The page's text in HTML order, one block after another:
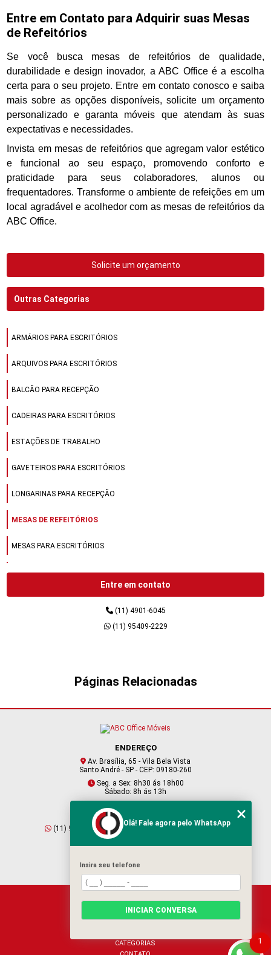
Entre em Contato para Adquirir suas Mesas
de Refeitórios
Se você busca mesas de refeitórios de qualidade,
durabilidade e design inovador, a ABC Office é a escolha
certa para o seu projeto. Entre em contato conosco e saiba
mais sobre as opções disponíveis, solicite um orçamento
personalizado e garanta móveis que atendam às suas
expectativas e necessidades.
Invista em mesas de refeitórios que agregam valor estético
e funcional ao seu espaço, promovendo conforto e
praticidade para seus colaboradores, alunos ou
frequentadores. Transforme o ambiente de refeições em um
local agradável e acolhedor com as mesas de refeitórios da
ABC Office.
Solicite um orçamento
Outras Categorias
ARMÁRIOS PARA ESCRITÓRIOS
ARQUIVOS PARA ESCRITÓRIOS
BALCÃO PARA RECEPÇÃO
CADEIRAS PARA ESCRITÓRIOS
ESTAÇÕES DE TRABALHO
GAVETEIROS PARA ESCRITÓRIOS
LONGARINAS PARA RECEPÇÃO
MESAS DE REFEITÓRIOS
MESAS PARA ESCRITÓRIOS
MESAS PARA REFEITÓRIOS
MÓVEIS DE AÇO
MÓVEIS DE AÇO PARA ESCRITÓRIOS
MÓVEIS PARA RECEPÇÃO
Entre em contato
(11) 4901-6045
(11) 95409-2229
Páginas Relacionadas
ENDEREÇO
Av. Brasília, 65 - Vila Bela Vista
Santo André - SP - CEP: 09180-260
Seg. a Sex: 8h30 ás 18h00
Sábado: 8h ás 13h
CONTATO
(11) 95409-2229
(11) 4901-6045
vendas@abcofficemoveis.com.br
HOME
SOBRE NÓS
PRODUTOS
CATEGORIAS
1
Olá! Fale agora pelo WhatsApp
Insira seu telefone
INICIAR CONVERSA